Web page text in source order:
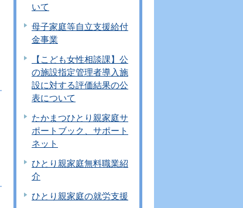
いて
母子家庭等自立支援給付
金事業
【こども女性相談課】公
の施設指定管理者導入施
設に対する評価結果の公
表について
たかまつひとり親家庭サ
ポートブック、サポート
ネット
ひとり親家庭無料職業紹
介
ひとり親家庭の就労支援